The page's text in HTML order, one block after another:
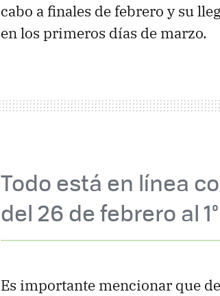
cabo a finales de febrero y su
en los primeros días de marzo.
Todo está en línea
del 26 de febrero al
Es importante mencionar que